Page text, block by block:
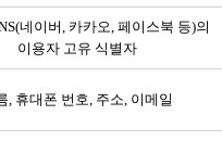
네이버, 카카오, 페이스북 등)의
이용자 고유 식별자
, 휴대폰 번호, 주소, 이메일